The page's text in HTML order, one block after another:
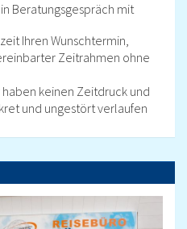
Beratungsgespräch mit
Ihren Wunschtermin,
Zeitrahmen ohne
keinen Zeitdruck und
und ungestört verlaufen